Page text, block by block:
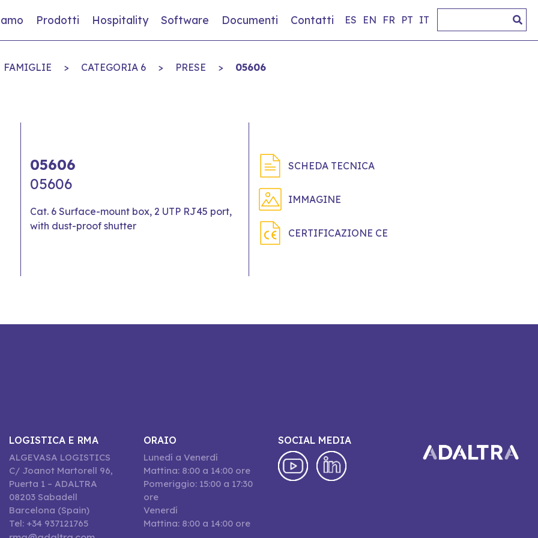
Prodotti Hospitality Software Documenti Contatti ES EN FR PT IT
FAMIGLIE > CATEGORIA 6 > PRESE > 05606
05606
05606
Cat. 6 Surface-mount box, 2 UTP RJ45 port,
with dust-proof shutter
SCHEDA TECNICA
IMMAGINE
CERTIFICAZIONE CE
LOGISTICA E RMA
ALGEVASA LOGISTICS
C/ Joanot Martorell 96,
Puerta 1 – ADALTRA
08203 Sabadell
Barcelona (Spain)
Tel: +34 937121765
ORAIO
Lunedí a Venerdí
Mattina: 8:00 a 14:00 ore
Pomeriggio: 15:00 a 17:30
ore
Venerdí
Mattina: 8:00 a 14:00 ore
SOCIAL MEDIA